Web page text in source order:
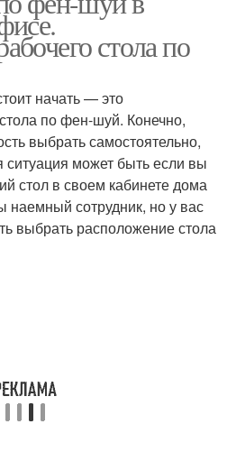
стола по
начать — это
по фен-шуй. Конечно,
выбрать самостоятельно,
ситуация может быть если вы
стол в своем кабинете дома
сотрудник, но у вас
выбрать расположение стола